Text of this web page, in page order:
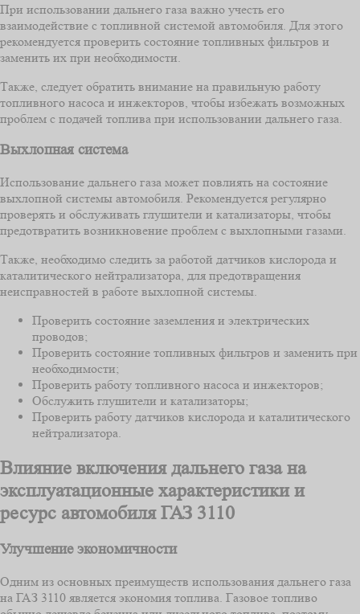
При использовании дальнего газа важно учесть его
взаимодействие с топливной системой автомобиля. Для этого
рекомендуется проверить состояние топливных фильтров и
заменить их при необходимости.
Также, следует обратить внимание на правильную работу
топливного насоса и инжекторов, чтобы избежать возможных
проблем с подачей топлива при использовании дальнего газа.
Выхлопная система
Использование дальнего газа может повлиять на состояние
выхлопной системы автомобиля. Рекомендуется регулярно
проверять и обслуживать глушители и катализаторы, чтобы
предотвратить возникновение проблем с выхлопными газами.
Также, необходимо следить за работой датчиков кислорода и
каталитического нейтрализатора, для предотвращения
неисправностей в работе выхлопной системы.
Проверить состояние заземления и электрических
проводов;
Проверить состояние топливных фильтров и заменить при
необходимости;
Проверить работу топливного насоса и инжекторов;
Обслужить глушители и катализаторы;
Проверить работу датчиков кислорода и каталитического
нейтрализатора.
Влияние включения дальнего газа на
эксплуатационные характеристики и
ресурс автомобиля ГАЗ 3110
Улучшение экономичности
Одним из основных преимуществ использования дальнего газа
на ГАЗ 3110 является экономия топлива. Газовое топливо